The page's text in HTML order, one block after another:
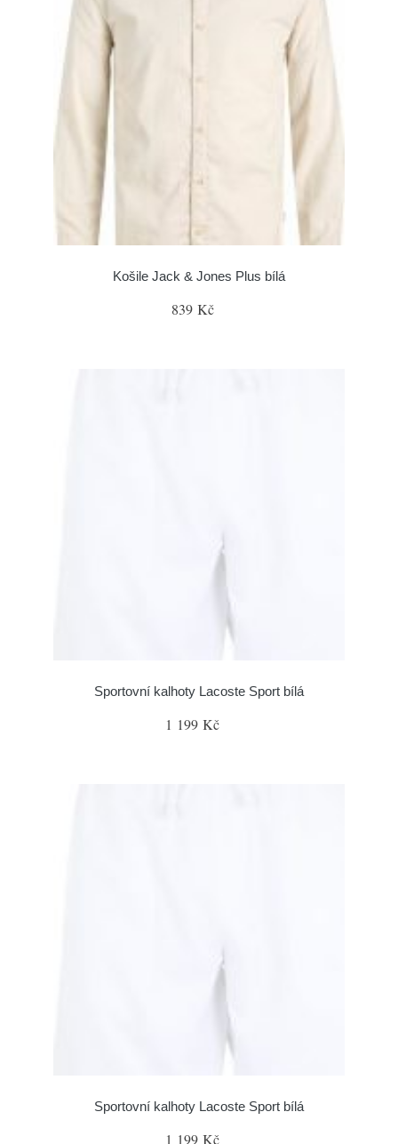
Košile Jack & Jones Plus bílá
839 Kč
Sportovní kalhoty Lacoste Sport bílá
1 199 Kč
Sportovní kalhoty Lacoste Sport bílá
1 199 Kč